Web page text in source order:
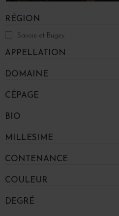
RÉGION
Savoie et Bugey
APPELLATION
DOMAINE
CÉPAGE
BIO
MILLESIME
CONTENANCE
COULEUR
DEGRÉ